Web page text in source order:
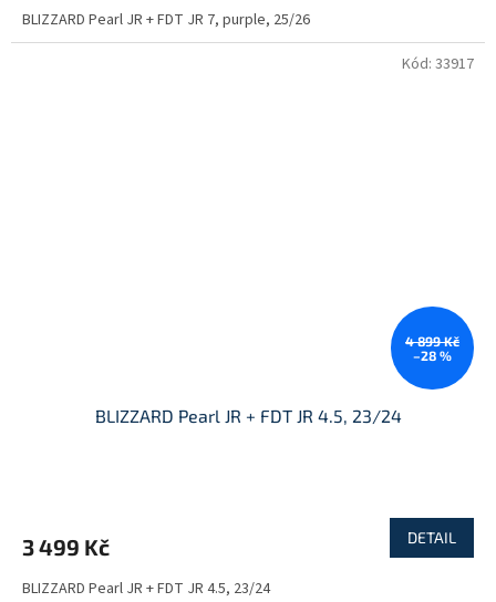
BLIZZARD Pearl JR + FDT JR 7, purple, 25/26
4 899 Kč
–28 %
BLIZZARD Pearl JR + FDT JR 4.5, 23/24
3 499 Kč DETAIL
BLIZZARD Pearl JR + FDT JR 4.5, 23/24
Kód: 33917